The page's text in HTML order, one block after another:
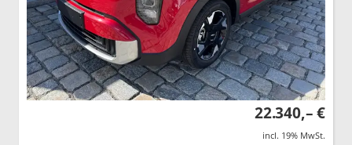
22.340,– €
incl. 19% MwSt.